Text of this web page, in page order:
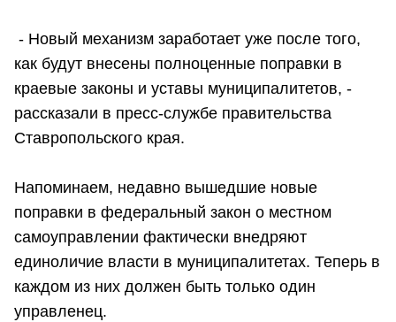
- Новый механизм заработает уже после того,
как будут внесены полноценные поправки в
краевые законы и уставы муниципалитетов, -
рассказали в пресс-службе правительства
Ставропольского края.
Напоминаем, недавно вышедшие новые
поправки в федеральный закон о местном
самоуправлении фактически внедряют
единоличие власти в муниципалитетах. Теперь в
каждом из них должен быть только один
управленец.